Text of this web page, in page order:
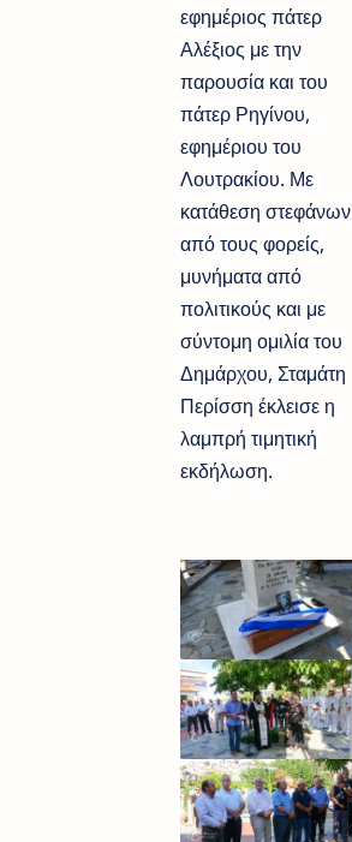
εφημέριος πάτερ
Αλέξιος με την
παρουσία και του
πάτερ Ρηγίνου,
εφημέριου του
Λουτρακίου. Με
κατάθεση στεφάνων
από τους φορείς,
μυνήματα από
πολιτικούς και με
σύντομη ομιλία του
Δημάρχου, Σταμάτη
Περίσση έκλεισε η
λαμπρή τιμητική
εκδήλωση.